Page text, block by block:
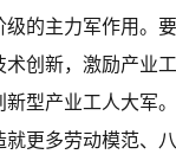
的主力军作用。
创新，激励产业
型产业工人大军
更多劳动模范、